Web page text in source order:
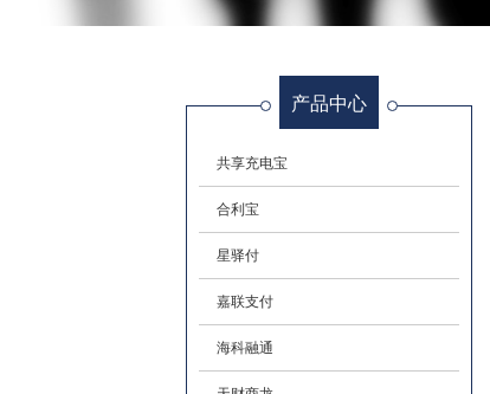
产品中心
共享充电宝
合利宝
星驿付
嘉联支付
海科融通